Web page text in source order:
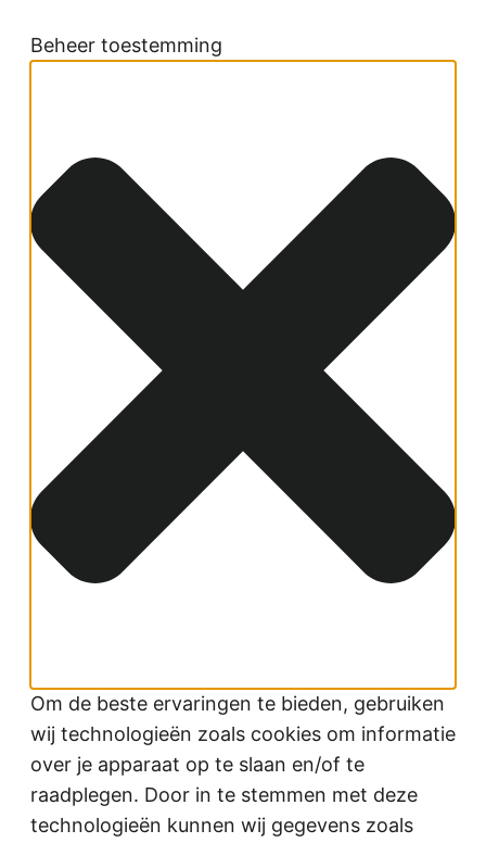
Beheer toestemming
Om de beste ervaringen te bieden, gebruiken
wij technologieën zoals cookies om informatie
over je apparaat op te slaan en/of te
raadplegen. Door in te stemmen met deze
technologieën kunnen wij gegevens zoals